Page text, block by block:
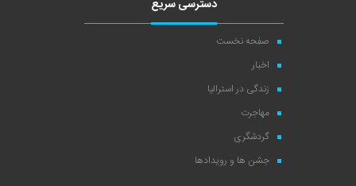
دسترسی سریع
صفحه نخست
اخبار
زندگی در استرالیا
مهاجرت
گردشگری
جشن ها و رویدادها